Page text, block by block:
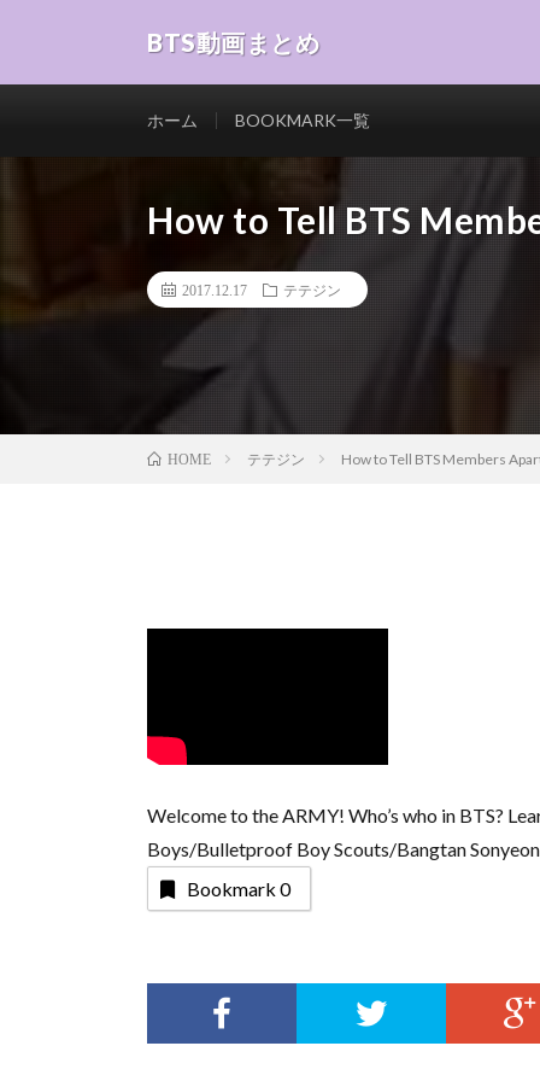
BTS動画まとめ
ホーム BOOKMARK一覧
How to Tell BTS
2017.12.17 テテジン
HOME テテジン How to Tell BTS Members
Welcome to the ARMY! Who’s who in BTS?
Boys/Bulletproof Boy Scouts/Bangtan
Bookmark 0